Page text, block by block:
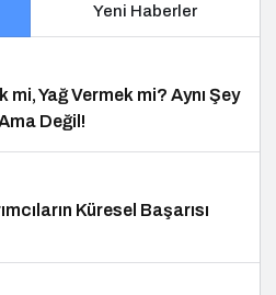
Yeni Haberler
mi, Yağ Vermek mi? Aynı Şey
Değil!
Küresel Başarısı